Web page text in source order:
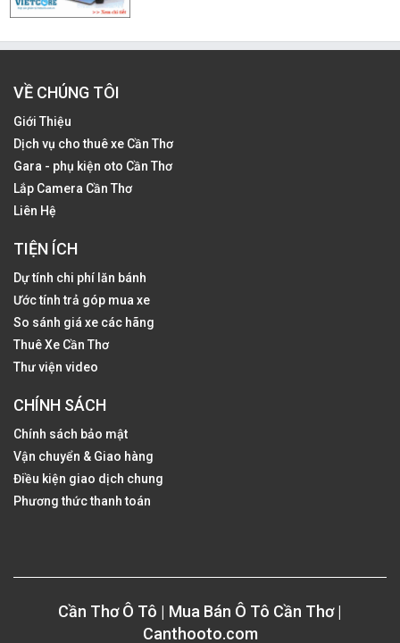
VỀ CHÚNG TÔI
Giới Thiệu
Dịch vụ cho thuê xe Cần Thơ
Gara - phụ kiện oto Cần Thơ
Lắp Camera Cần Thơ
Liên Hệ
TIỆN ÍCH
Dự tính chi phí lăn bánh
Ước tính trả góp mua xe
So sánh giá xe các hãng
Thuê Xe Cần Thơ
Thư viện video
CHÍNH SÁCH
Chính sách bảo mật
Vận chuyển & Giao hàng
Điều kiện giao dịch chung
Phương thức thanh toán
Cần Thơ Ô Tô | Mua Bán Ô Tô Cần Thơ |
Canthooto.com